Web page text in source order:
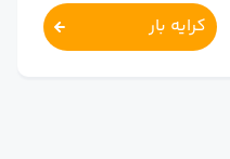
کرایه بار